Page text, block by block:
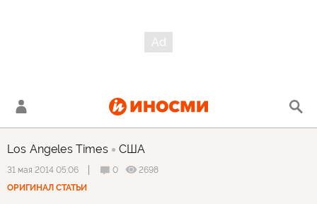
Los Angeles Times США
31 мая 2014 05:06 0
2698
ОРИГИНАЛ СТАТЬИ